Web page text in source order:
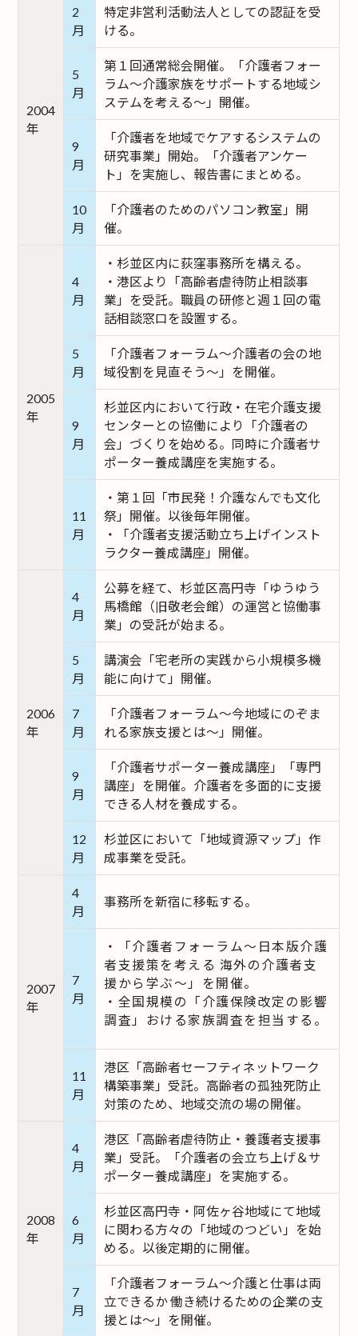
2004
年
2
月
特定非営利活動法人としての認証を受
ける。
5
月
第１回通常総会開催。「介護者フォー
ラム～介護家族をサポートする地域シ
ステムを考える～」開催。
9
月
「介護者を地域でケアするシステムの
研究事業」開始。「介護者アンケー
ト」を実施し、報告書にまとめる。
10
月
「介護者のためのパソコン教室」開
催。
2005
年
4
月
・杉並区内に荻窪事務所を構える。
・港区より「高齢者虐待防止相談事
業」を受託。職員の研修と週１回の電
話相談窓口を設置する。
5
月
「介護者フォーラム～介護者の会の地
域役割を見直そう～」を開催。
9
月
杉並区内において行政・在宅介護支援
センターとの協働により「介護者の
会」づくりを始める。同時に介護者サ
ポーター養成講座を実施する。
11
月
・第１回「市民発！介護なんでも文化
祭」開催。以後毎年開催。
・「介護者支援活動立ち上げインスト
ラクター養成講座」開催。
2006
年
4
月
公募を経て、杉並区高円寺「ゆうゆう
馬橋館（旧敬老会館）の運営と協働事
業」の受託が始まる。
5
月
講演会「宅老所の実践から小規模多機
能に向けて」開催。
7
月
「介護者フォーラム～今地域にのぞま
れる家族支援とは～」開催。
9
月
「介護者サポーター養成講座」「専門
講座」を開催。介護者を多面的に支援
できる人材を養成する。
12
月
杉並区において「地域資源マップ」作
成事業を受託。
2007
年
4
月
事務所を新宿に移転する。
7
月
・「介護者フォーラム～日本版介護
者支援策を考える 海外の介護者支
援から学ぶ～」を開催。
・全国規模の「介護保険改定の影響
調査」おける家族調査を担当する。
11
月
港区「高齢者セーフティネットワーク
構築事業」受託。高齢者の孤独死防止
対策のため、地域交流の場の開催。
2008
年
4
月
港区「高齢者虐待防止・養護者支援事
業」受託。「介護者の会立ち上げ＆サ
ポーター養成講座」を実施する。
6
月
杉並区高円寺・阿佐ヶ谷地域にて地域
に関わる方々の「地域のつどい」を始
める。以後定期的に開催。
7
月
「介護者フォーラム～介護と仕事は両
立できるか 働き続けるための企業の支
援とは～」を開催。